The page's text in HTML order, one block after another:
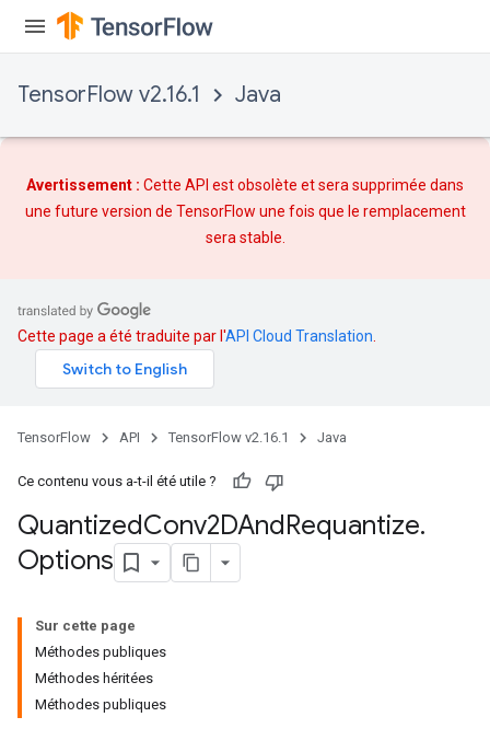
TensorFlow v2.16.1 Java
Avertissement : Cette API est obsolète et sera supprimée dans
une future version de TensorFlow une fois que le remplacement
sera stable.
Cette page a été traduite par l'API Cloud Translation
TensorFlow API TensorFlow v2.16.1 Java
Ce contenu vous a-t-il été utile ?
QuantizedConv2DAndRequantize.
Options
Sur cette page
Méthodes publiques
Méthodes héritées
Méthodes publiques